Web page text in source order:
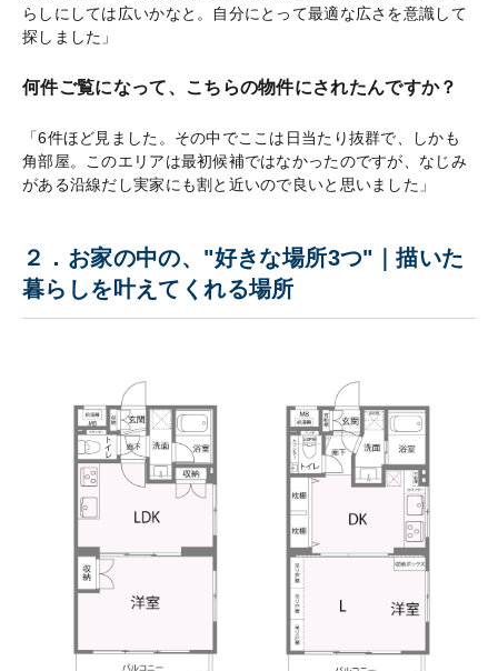
らしにしては広いかなと。自分にとって最適な広さを意識して
探しました」
何件ご覧になって、こちらの物件にされたんですか？
「6件ほど見ました。その中でここは日当たり抜群で、しかも
角部屋。このエリアは最初候補ではなかったのですが、なじみ
がある沿線だし実家にも割と近いので良いと思いました」
２．お家の中の、"好きな場所3つ"｜描いた
暮らしを叶えてくれる場所